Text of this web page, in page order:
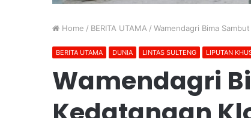
Home / BERITA UTAMA / Wamendagri Bima
BERITA UTAMA DUNIA LINTAS SULTENG LIPUTAN
Wamendagri